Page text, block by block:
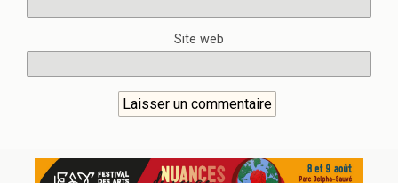
Site web